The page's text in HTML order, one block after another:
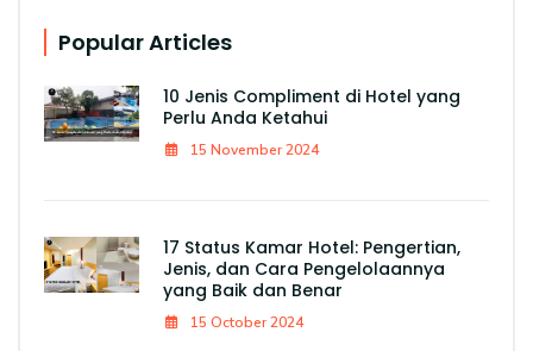
Popular Articles
10 Jenis Compliment di Hotel yang
Perlu Anda Ketahui
15 November 2024
17 Status Kamar Hotel: Pengertian,
Jenis, dan Cara Pengelolaannya
yang Baik dan Benar
15 October 2024